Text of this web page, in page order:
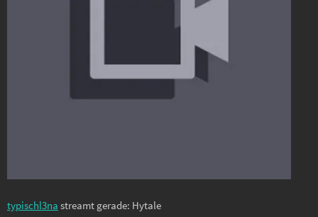
typischl3na streamt gerade: Hytale